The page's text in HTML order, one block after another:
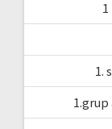
1.